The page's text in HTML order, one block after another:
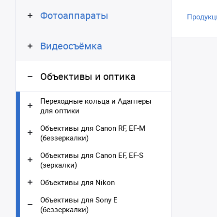
Фотоаппараты
Видеосъёмка
Объективы и оптика
Переходные кольца и Адаптеры
для оптики
Объективы для Canon RF, EF-M
(беззеркалки)
Объективы для Canon EF, EF-S
(зеркалки)
Объективы для Nikon
Объективы для Sony E
(беззеркалки)